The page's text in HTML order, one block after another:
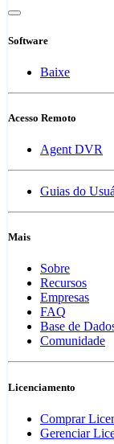
Software
Baixe
Acesso Remoto
Agent DVR
Guias do
Mais
Sobre
Recursos
Empresas
FAQ
Base de
Comunidade
Licenciamento
Comprar
Gerenciar